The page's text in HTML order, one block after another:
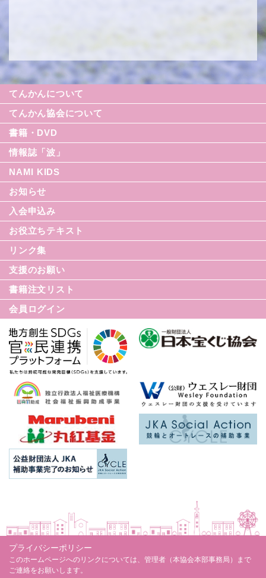
てんかんについて
てんかん協会について
てんかん月間
てんかん基礎講座
世界てんかんの日
書籍・DVD
シリーズ援助の実際
てんかん入門シリーズ
なみセレクション
てんかんのDVD
情報誌「波」
NAMI KIDS
お知らせ
入会申込み
お役立ちテキスト
リンク集
支援のお願い
書籍注文リスト
会員ログイン
プライバシーポリシー
このホームページへのリンクについては、管理者（本協会本部事務局）まで
ご連絡をお願いします。